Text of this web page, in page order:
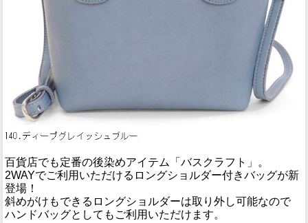
百貨店でも定番の後染めアイテム「バスクラフト」。
2WAYでご利用いただけるロングショルダー付きバッグが新
登場！
斜めがけもできるロングショルダーは取り外し可能なので
ハンドバッグとしてもご利用いただけます。